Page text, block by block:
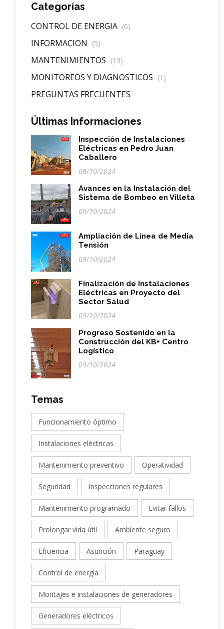
Categorías
CONTROL DE ENERGIA (6)
INFORMACION (5)
MANTENIMIENTOS (13)
MONITOREOS Y DIAGNOSTICOS (1)
PREGUNTAS FRECUENTES
Últimas Informaciones
Inspección de Instalaciones
Eléctricas en Pedro Juan
Caballero
09/10/2024
Avances en la Instalación del
Sistema de Bombeo en Villeta
09/10/2024
Ampliación de Línea de Media
Tensión
09/10/2024
Finalización de Instalaciones
Eléctricas en Proyecto del
Sector Salud
09/10/2024
Progreso Sostenido en la
Construcción del KB+ Centro
Logístico
09/10/2024
Temas
Funcionamiento óptimo
Instalaciones eléctricas
Mantenimiento preventivo Operatividad
Seguridad Inspecciones regulares
Mantenimiento programado Evitar fallos
Prolongar vida útil Ambiente seguro
Eficiencia Asunción Paraguay
Control de energia
Montajes e instalaciones de generadores
Generadores eléctricos